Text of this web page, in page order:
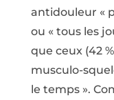
antidouleur «
ou « tous les
que ceux (42
musculo-
le temps ».